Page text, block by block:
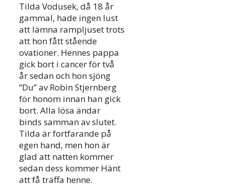
Tilda Vodusek, då 18 år
gammal, hade ingen lust
att lämna rampljuset trots
att hon fått stående
ovationer. Hennes pappa
gick bort i cancer för två
år sedan och hon sjöng
“Du” av Robin Stjernberg
för honom innan han gick
bort. Alla lösa ändar
binds samman av slutet.
Tilda är fortfarande på
egen hand, men hon är
glad att natten kommer
sedan dess kommer Hänt
att få träffa henne.